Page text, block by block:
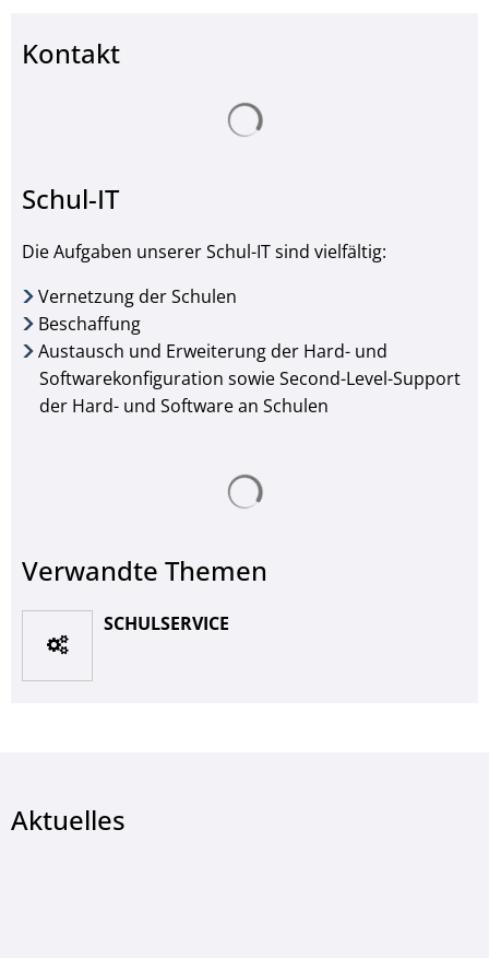
Kontakt
Schul-IT
Die Aufgaben unserer Schul-IT sind vielfältig:
Vernetzung der Schulen
Beschaffung
Austausch und Erweiterung der Hard- und
Softwarekonfiguration sowie Second-Level-Support
der Hard- und Software an Schulen
Verwandte Themen
SCHULSERVICE
Aktuelles